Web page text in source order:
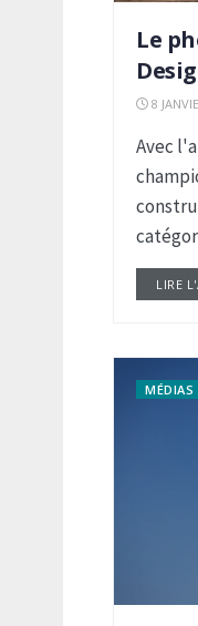
Le
8
Avec
LIRE
MÉDIAS